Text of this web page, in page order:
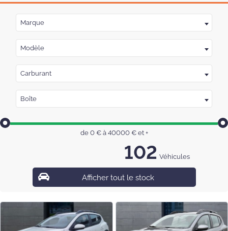
Marque
Modèle
Carburant
Boîte
de 0€ à 40000€ et +
102 Véhicules
Afficher tout le stock